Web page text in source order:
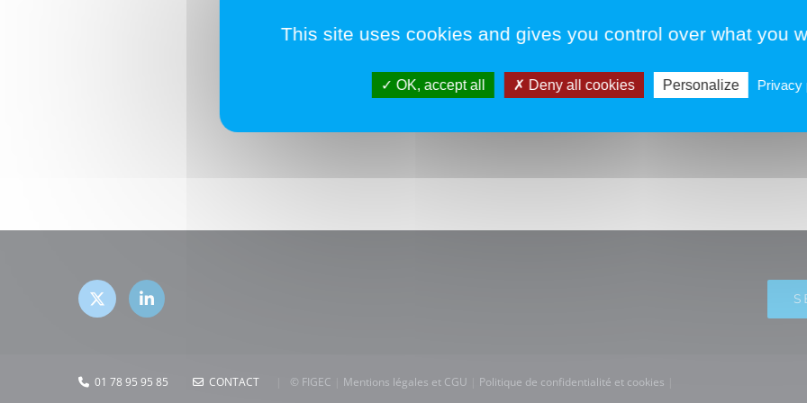
© FIGEC Mentions légales et CGU Politique de confidentialité et cookies
01 78 95 95 85 CONTACT
This site uses cookies and gives you control over what you
OK, accept all Deny all cookies Personalize Privacy